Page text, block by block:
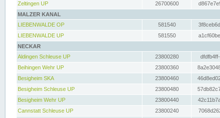
Zeltingen UP
26700600
MALZER KANAL
LIEBENWALDE OP
581540
LIEBENWALDE UP
581550
NECKAR
Aldingen Schleuse UP
23800280
Beihingen Wehr UP
23800360
Besigheim SKA
23800460
Besigheim Schleuse UP
23800480
Besigheim Wehr UP
23800440
Cannstatt Schleuse UP
23800240